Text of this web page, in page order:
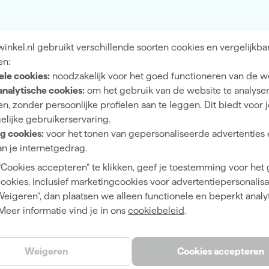
gebruikt verschillende soorten cookies en
cookies: noodzakelijk voor het goed functioneren van de
cookies: om het gebruik van de website te
zonder persoonlijke profielen aan te leggen. Dit biedt voor
gebruikerservaring.
cookies: voor het tonen van gepersonaliseerde advertenties
je internetgedrag.
accepteren" te klikken, geef je toestemming voor het
inclusief marketingcookies voor
dan plaatsen we alleen functionele en beperkt
informatie vind je in ons cookiebeleid.
Cookies accepteren
Weigeren
op een manier die duurzaam en vriendelijk is; door de
de Houtdecor beits een van de enige beitsen met een
beschermt en niet kan bladderen. Wie wil dat nu niet?
Nog lang niet alle bekende fabrikanten zijn zo ver dat
Diverse onderzoeken hebben bewezen dat
juiste product kiest.
de kwasten en rollers
kraan......dat kan echt
kan nu dus ook
Nieuwsbrief
Wij